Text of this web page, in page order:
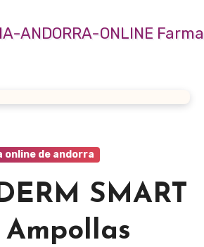
online de andorra
SMART